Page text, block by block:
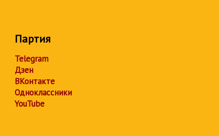
Партия
Telegram
Дзен
ВКонтакте
Одноклассники
YouTube